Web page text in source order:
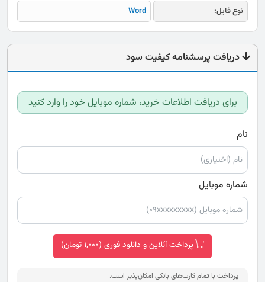
نوع فایل:
Word
دریافت پرسشنامه کیفیت سود
برای دریافت اطلاعات خرید، شماره موبایل خود را وارد کنید
نام
شماره موبایل
پرداخت آنلاین و دانلود فوری (1,000 تومان)
پرداخت با تمام کارت‌های بانکی امکان‌پذیر است.